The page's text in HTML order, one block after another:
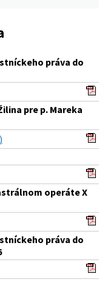
práva do
pre p. Mareka
operáte X
práva do